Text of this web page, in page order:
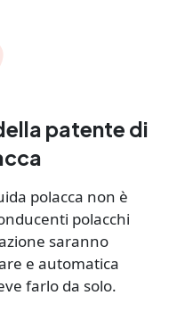
patente di
polacca non è
polacchi
saranno
e automatica
farlo da solo.